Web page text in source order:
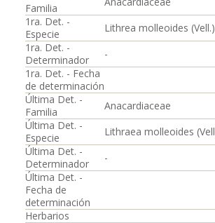
Familia
1ra. Det. -
Especie
Lithrea molleoides
1ra. Det. -
Determinador
-
1ra. Det. - Fecha
de determinación
Última Det. -
Familia
Anacardiaceae
Última Det. -
Especie
Lithraea molleoides
Última Det. -
Determinador
-
Última Det. -
Fecha de
determinación
Herbarios